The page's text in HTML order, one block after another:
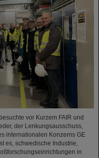
vor Kurzem FAIR und
der Lenkungsausschuss,
internationalen Konzerns GE
es, schwedische Industrie,
in